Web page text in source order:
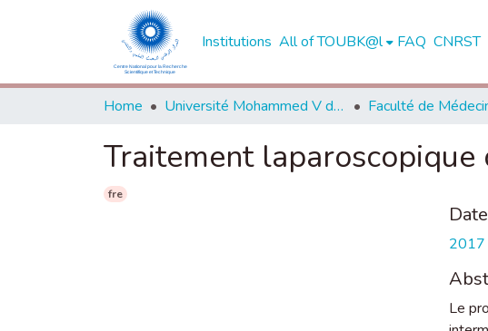
Institutions All of TOUBK@l FAQ CNRST
Home Université Mohammed V de Rabat
Traitement
fre
Date
2017
Le